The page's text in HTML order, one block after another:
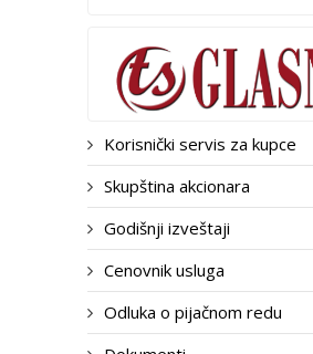
Korisnički servis za kupce
Skupština akcionara
Godišnji izveštaji
Cenovnik usluga
Odluka o pijačnom redu